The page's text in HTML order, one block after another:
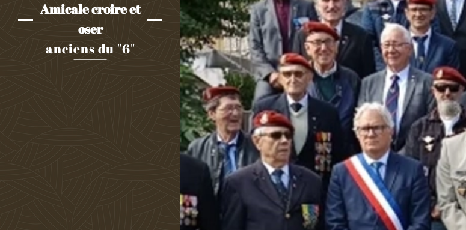
Amicale croire et
oser
anciens du "6"